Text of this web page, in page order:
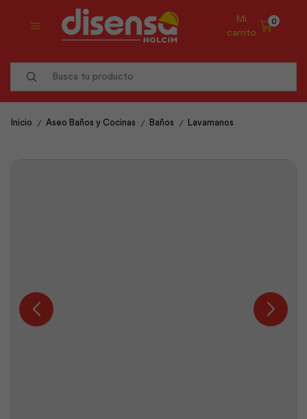
Mi
carrito
0
Inicio / Aseo Baños y Cocinas / Baños / Lavamanos